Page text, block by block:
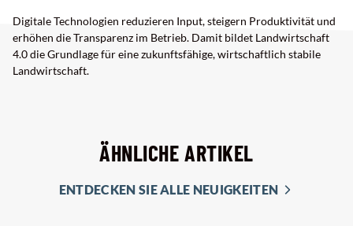
Digitale Technologien reduzieren Input, steigern Produktivität und
erhöhen die Transparenz im Betrieb. Damit bildet Landwirtschaft
4.0 die Grundlage für eine zukunftsfähige, wirtschaftlich stabile
Landwirtschaft.
ÄHNLICHE ARTIKEL
ENTDECKEN SIE ALLE NEUIGKEITEN